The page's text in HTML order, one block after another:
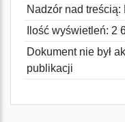
Nadzór nad treścią:
Ilość wyświetleń: 2
Dokument nie był
publikacji